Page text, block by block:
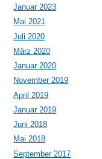
Januar 2023
Mai 2021
Juli 2020
März 2020
Januar 2020
November 2019
April 2019
Januar 2019
Juni 2018
Mai 2018
September 2017